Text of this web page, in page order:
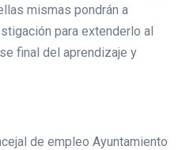
mismas pondrán a
para extenderlo al
final del aprendizaje y
de empleo Ayuntamiento